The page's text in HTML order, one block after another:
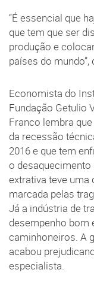
“É essencial que
que tem que ser
produção e
países do
Economista do
Fundação Getulio
Franco lembra
da recessão
2016 e que tem
o desaquecimento
extrativa teve uma
marcada pelas
Já a indústria de
desempenho bom
caminhoneiros. A
acabou
especialista.